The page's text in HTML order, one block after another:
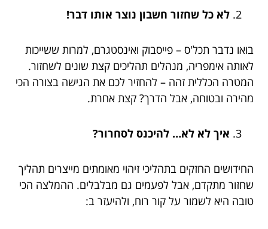
לא כל שחזור חשבון נוצר אותו דבר!
בואו נדבר תכל'ס – פייסבוק ואינסטגרם, למרות ששייכות
לאותה אימפריה, מנהלים תהליכים קצת שונים לשחזור.
המטרה הכללית זהה – להחזיר לכם את הגישה בצורה הכי
מהירה ובטוחה, אבל הדרך? קצת אחרת.
איך לא לא… להיכנס לסחרור?
החידושים החזקים בתהליכי זיהוי מאומתים מייצרים תהליך
שחזור מתקדם, אבל לפעמים גם מבלבלים. ההמלצה הכי
טובה היא לשמור על קור רוח, ולהיעזר ב: